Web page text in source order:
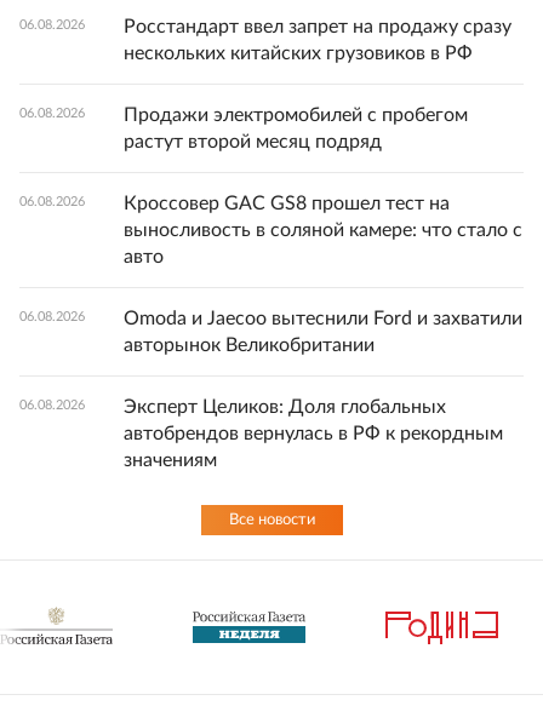
06.08.2026
Росстандарт ввел запрет на продажу сразу
нескольких китайских грузовиков в РФ
06.08.2026
Продажи электромобилей с пробегом
растут второй месяц подряд
06.08.2026
Кроссовер GAC GS8 прошел тест на
выносливость в соляной камере: что стало с
авто
06.08.2026
Omoda и Jaecoo вытеснили Ford и захватили
авторынок Великобритании
06.08.2026
Эксперт Целиков: Доля глобальных
автобрендов вернулась в РФ к рекордным
значениям
Все новости